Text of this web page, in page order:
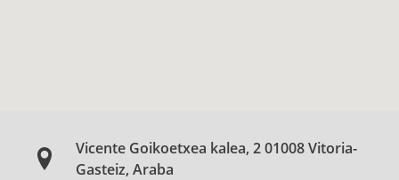
Vicente Goikoetxea kalea, 2 01008 Vitoria-
Gasteiz, Araba